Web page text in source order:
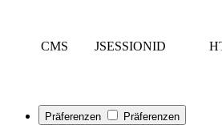
CMS JSESSIONID
Präferenzen Präferenzen